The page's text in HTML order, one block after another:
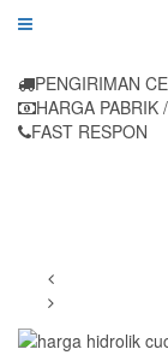
PENGIRIMAN
HARGA PABRIK
FAST RESPON